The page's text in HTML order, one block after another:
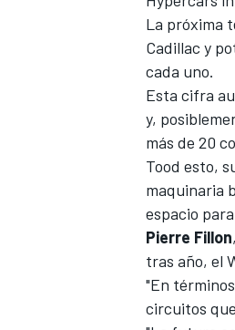
FÓRMULA E
La próxima
Cadillac y
cada uno.
Esta cifra
y,
más de 20
Tood esto,
maquinaria
espacio
Pierre Fillon
tras año, el
"En
circuitos